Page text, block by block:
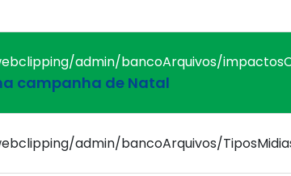
campanha de Natal